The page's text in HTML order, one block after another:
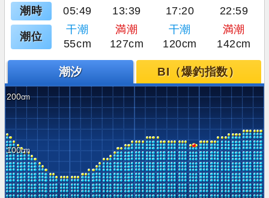
潮時 05:49 13:39 17:20 22:59
潮位
干潮 満潮 干潮
満潮
55cm
127cm 120cm 142cm
潮汐 BI（爆釣指数）
200
100